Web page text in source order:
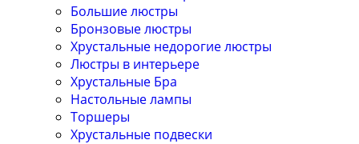
Большие люстры
Бронзовые люстры
Хрустальные недорогие люстры
Люстры в интерьере
Хрустальные Бра
Настольные лампы
Торшеры
Хрустальные подвески